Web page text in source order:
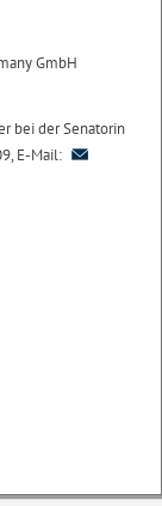
GmbH
bei der Senatorin
E-Mail: